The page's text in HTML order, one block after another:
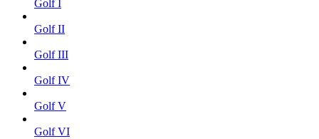
Golf I
Golf II
Golf III
Golf IV
Golf V
Golf VI